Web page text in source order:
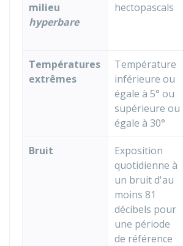
milieu
hyperbare
hectopascals
Températures
extrêmes
Température
inférieure ou
égale à 5° ou
supérieure ou
égale à 30°
Bruit
Exposition
quotidienne à
un bruit d'au
moins 81
décibels pour
une période
de référence